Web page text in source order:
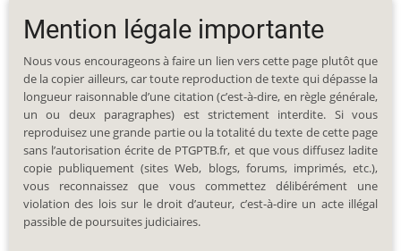
Mention légale importante
Nous vous encourageons à faire un lien vers cette page plutôt que
de la copier ailleurs, car toute reproduction de texte qui dépasse la
longueur raisonnable d’une citation (c’est-à-dire, en règle générale,
un ou deux paragraphes) est strictement interdite. Si vous
reproduisez une grande partie ou la totalité du texte de cette page
sans l’autorisation écrite de PTGPTB.fr, et que vous diffusez ladite
copie publiquement (sites Web, blogs, forums, imprimés, etc.),
vous reconnaissez que vous commettez délibérément une
violation des lois sur le droit d’auteur, c’est-à-dire un acte illégal
passible de poursuites judiciaires.